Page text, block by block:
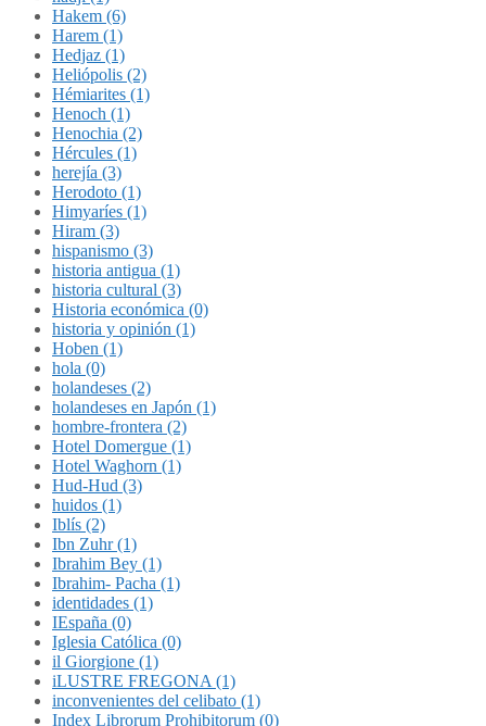
Hakem (6)
Harem (1)
Hedjaz (1)
Heliópolis (2)
Hémiarites (1)
Henoch (1)
Henochia (2)
Hércules (1)
herejía (3)
Herodoto (1)
Himyaríes (1)
Hiram (3)
hispanismo (3)
historia antigua (1)
historia cultural (3)
Historia económica (0)
historia y opinión (1)
Hoben (1)
hola (0)
holandeses (2)
holandeses en Japón (1)
hombre-frontera (2)
Hotel Domergue (1)
Hotel Waghorn (1)
Hud-Hud (3)
huidos (1)
Iblís (2)
Ibn Zuhr (1)
Ibrahim Bey (1)
Ibrahim- Pacha (1)
identidades (1)
IEspaña (0)
Iglesia Católica (0)
il Giorgione (1)
iLUSTRE FREGONA (1)
inconvenientes del celibato (1)
Index Librorum Prohibitorum (0)